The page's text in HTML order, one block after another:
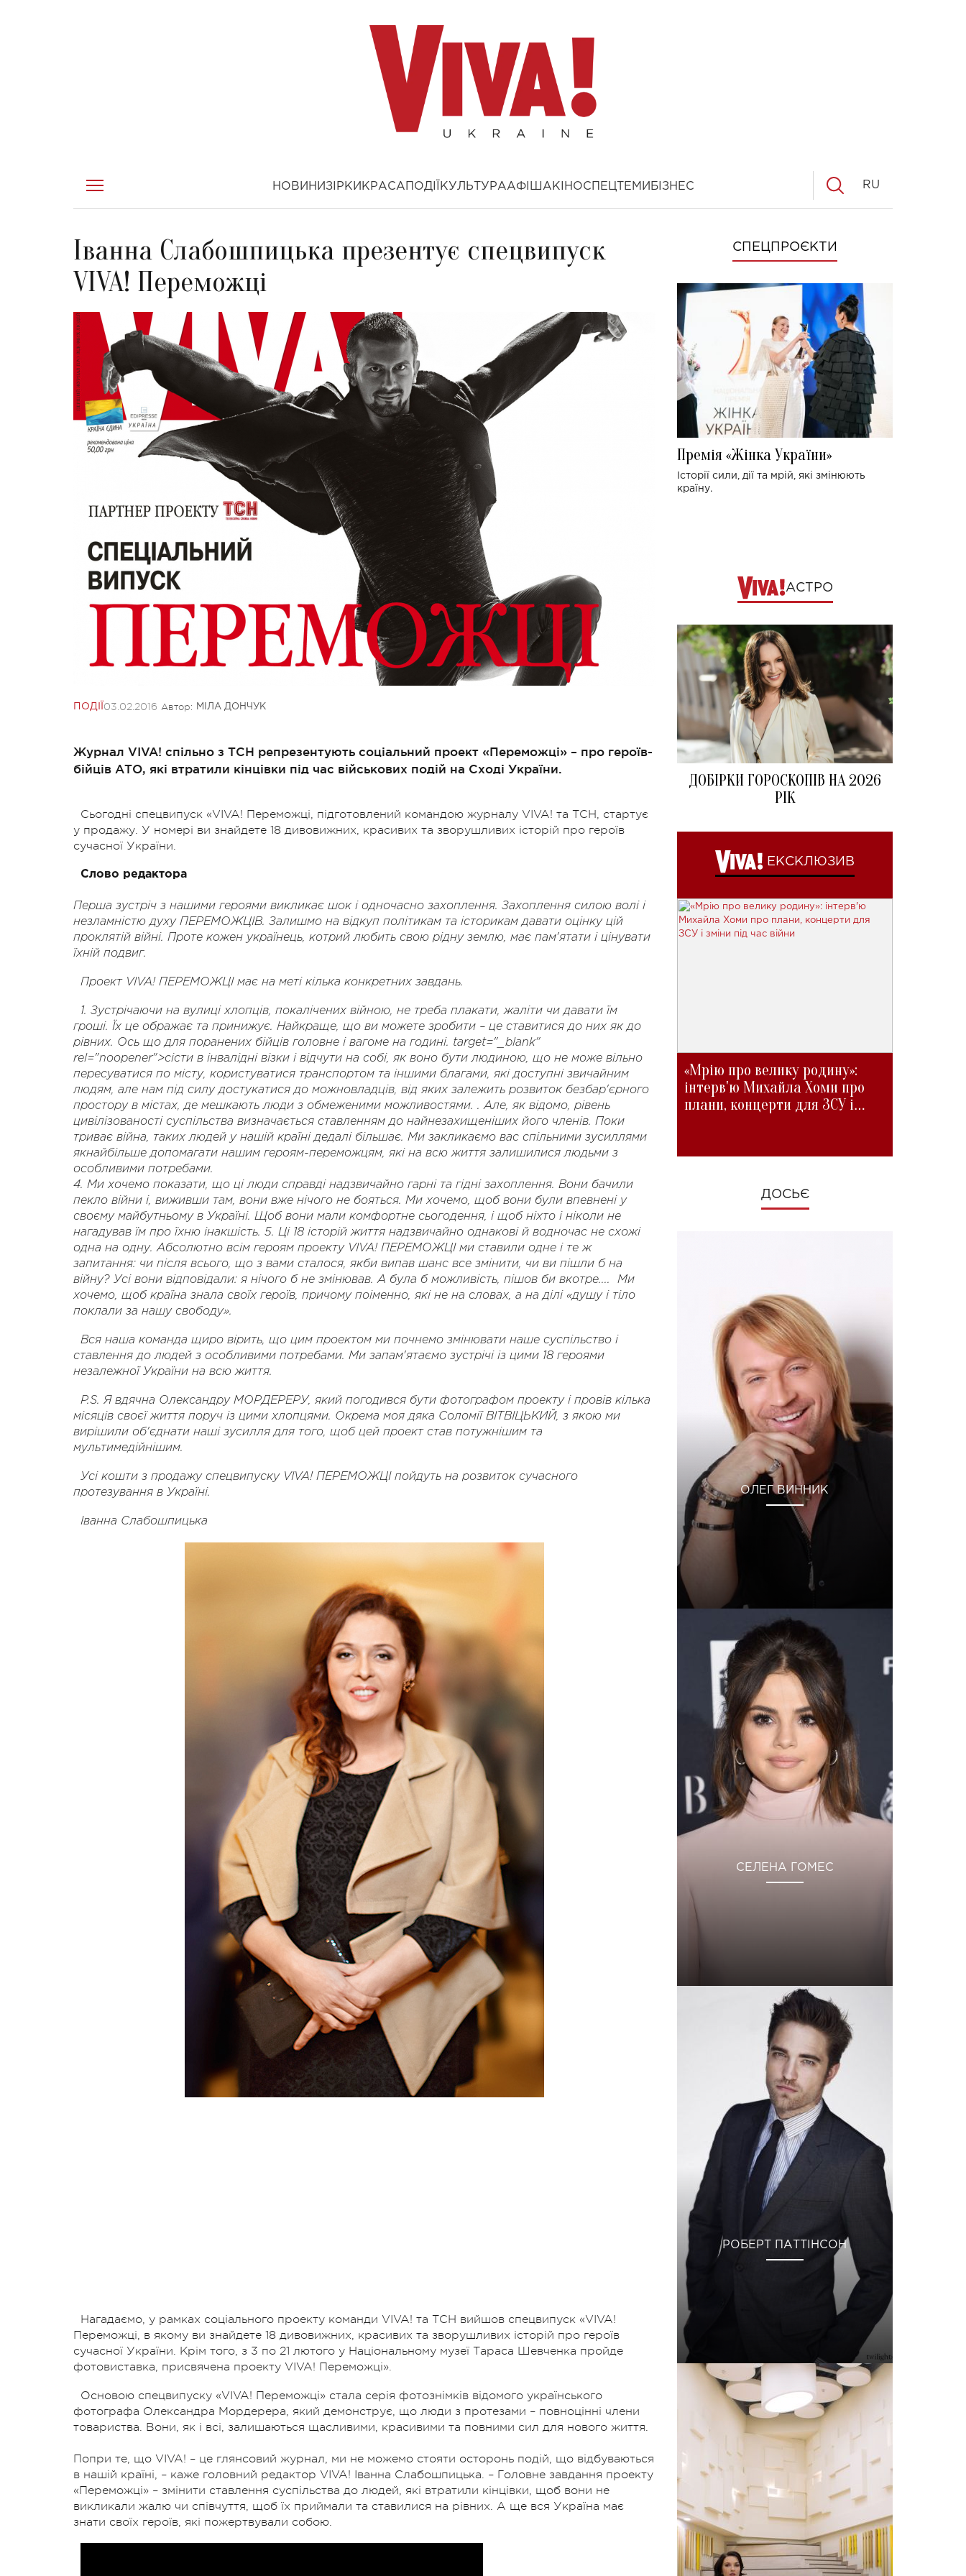
НОВИНИ ЗІРКИ КРАСА ПОДІЇ КУЛЬТУРААФІША КІНОСПЕЦТЕМИ БІЗНЕС RU
Іванна Слабошпицька презентує спецвипуск
VIVA! Переможці
ПОДІЇ 03.02.2016 Автор: МІЛА ДОНЧУК
Журнал VIVA! спільно з ТСН репрезентують соціальний проект «Переможці» – про героїв-
бійців АТО, які втратили кінцівки під час військових подій на Сході України.
Сьогодні спецвипуск «VIVA! Переможці, підготовлений командою журналу VIVA! та ТСН, стартує
у продажу. У номері ви знайдете 18 дивовижних, красивих та зворушливих історій про героїв
сучасної України.
Слово редактора
Перша зустріч з нашими героями викликає шок і одночасно захоплення. Захоплення силою волі і
незламністю духу ПЕРЕМОЖЦІВ. Залишмо на відкуп політикам та історикам давати оцінку цій
проклятій війні. Проте кожен українець, котрий любить свою рідну землю, має пам'ятати і цінувати
їхній подвиг.
Проект VIVA! ПЕРЕМОЖЦІ має на меті кілька конкретних завдань.
1. Зустрічаючи на вулиці хлопців, покалічених війною, не треба плакати, жаліти чи давати їм
гроші. Їх це ображає та принижує. Найкраще, що ви можете зробити – це ставитися до них як до
рівних. Ось що для поранених бійців головне і вагоме на годині. target="_blank"
rel="noopener">сісти в інвалідні візки і відчути на собі, як воно бути людиною, що не може вільно
пересуватися по місту, користуватися транспортом та іншими благами, які доступні звичайним
людям, але нам під силу достукатися до можновладців, від яких залежить розвиток безбар'єрного
простору в містах, де мешкають люди з обмеженими можливостями. . Але, як відомо, рівень
цивілізованості суспільства визначається ставленням до найнезахищеніших його членів. Поки
триває війна, таких людей у нашій країні дедалі більшає. Ми закликаємо вас спільними зусиллями
якнайбільше допомагати нашим героям-переможцям, які на всю життя залишилися людьми з
особливими потребами.
4. Ми хочемо показати, що ці люди справді надзвичайно гарні та гідні захоплення. Вони бачили
пекло війни і, виживши там, вони вже нічого не бояться. Ми хочемо, щоб вони були впевнені у
своєму майбутньому в Україні. Щоб вони мали комфортне сьогодення, і щоб ніхто і ніколи не
нагадував їм про їхню інакшість. 5. Ці 18 історій життя надзвичайно однакові й водночас не схожі
одна на одну. Абсолютно всім героям проекту VIVA! ПЕРЕМОЖЦІ ми ставили одне і те ж
запитання: чи після всього, що з вами сталося, якби випав шанс все змінити, чи ви пішли б на
війну? Усі вони відповідали: я нічого б не змінював. А була б можливість, пішов би вкотре.... Ми
хочемо, щоб країна знала своїх героїв, причому поіменно, які не на словах, а на ділі «душу і тіло
поклали за нашу свободу».
Вся наша команда щиро вірить, що цим проектом ми почнемо змінювати наше суспільство і
ставлення до людей з особливими потребами. Ми запам'ятаємо зустрічі із цими 18 героями
незалежної України на всю життя.
P.S. Я вдячна Олександру МОРДЕРЕРУ, який погодився бути фотографом проекту і провів кілька
місяців своєї життя поруч із цими хлопцями. Окрема моя дяка Соломії ВІТВІЦЬКИЙ, з якою ми
вирішили об'єднати наші зусилля для того, щоб цей проект став потужнішим та
мультимедійнішим.
Усі кошти з продажу спецвипуску VIVA! ПЕРЕМОЖЦІ пойдуть на розвиток сучасного
протезування в Україні.
Іванна Слабошпицька
Нагадаємо, у рамках соціального проекту команди VIVA! та ТСН вийшов спецвипуск «VIVA!
Переможці, в якому ви знайдете 18 дивовижних, красивих та зворушливих історій про героїв
сучасної України. Крім того, з 3 по 21 лютого у Національному музеї Тараса Шевченка пройде
фотовиставка, присвячена проекту VIVA! Переможці».
Основою спецвипуску «VIVA! Переможці» стала серія фотознімків відомого українського
фотографа Олександра Мордерера, який демонструє, що люди з протезами – повноцінні члени
товариства. Вони, як і всі, залишаються щасливими, красивими та повними сил для нового життя.
Попри те, що VIVA! – це глянсовий журнал, ми не можемо стояти осторонь подій, що відбуваються
в нашій країні, – каже головний редактор VIVA! Іванна Слабошпицька. – Головне завдання проекту
«Переможці» – змінити ставлення суспільства до людей, які втратили кінцівки, щоб вони не
викликали жалю чи співчуття, щоб їх приймали та ставилися на рівних. А ще вся Україна має
знати своїх героїв, які пожертвували собою.
СПЕЦПРОЄКТИ
Премія «Жінка України»
Історії сили, дії та мрій, які змінюють
країну.
АСТРО
ДОБІРКИ ГОРОСКОПІВ НА 2026
РІК
ЕКСКЛЮЗИВ
«Мрію про велику родину»:
інтерв'ю Михайла Хоми про
плани, концерти для ЗСУ і
ДОСЬЄ
ОЛЕГ ВИННИК
СЕЛЕНА ГОМЕС
РОБЕРТ ПАТТІНСОН